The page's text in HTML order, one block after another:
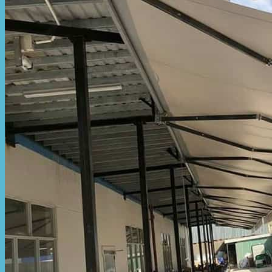
Hòa Phát Đạt
Giới thiệu Hòa Phát Đạt
Sản Phẩm
Sản Phẩm Bạt Che Ngoài Trời
Bạt che nắng mưa
Bạt kéo ngoài trời
Bạt che tự cuốn
Bạt nhựa xanh cam
Bạt sọc 3 màu
Bạt nhựa giá rẻ
Bạt lót ao hồ
Bạt nhựa đen HDPE
Màng chống thấm HDPE
Sản Phẩm Dù Che Ngoài Trời
Dù che nắng
Dù che quán cafe
Dù che sự kiện
Dù lệch tâm
Sản Phẩm Mái Che Di Động
Mái hiên di động
Mái xếp di động
Nhà bạt di động